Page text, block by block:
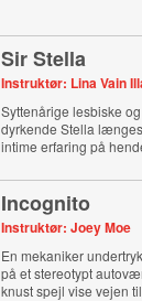
Sir Stella
Instruktør: Lina Vain
Syttenårige lesbiske
dyrkende Stella
intime erfaring på
Incognito
Instruktør: Joey Moe
En mekaniker
på et stereotypt
knust spejl vise vejen